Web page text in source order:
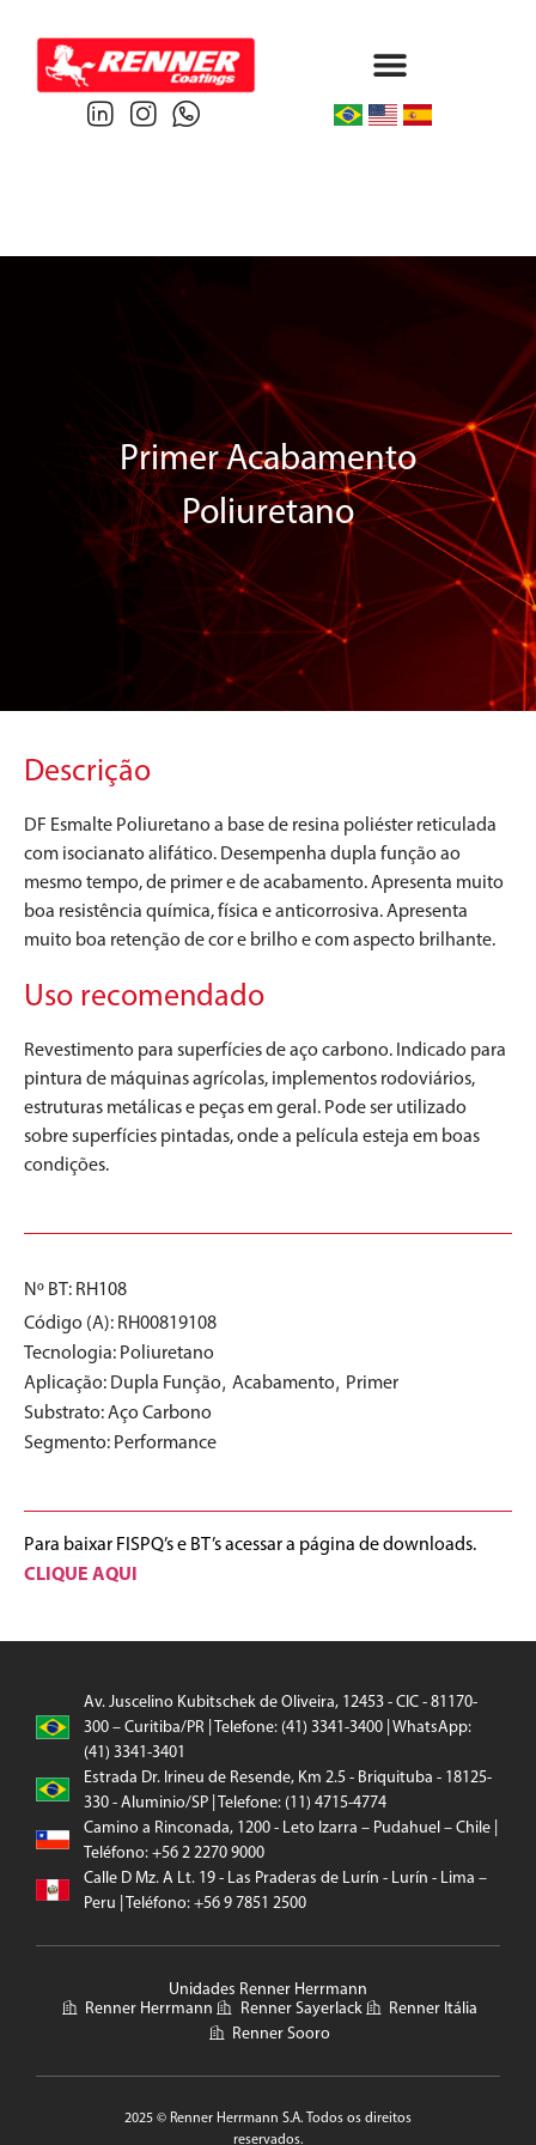
Primer Acabamento
Poliuretano
Descrição
DF Esmalte Poliuretano a base de resina poliéster reticulada
com isocianato alifático. Desempenha dupla função ao
mesmo tempo, de primer e de acabamento. Apresenta muito
boa resistência química, física e anticorrosiva. Apresenta
muito boa retenção de cor e brilho e com aspecto brilhante.
Uso recomendado
Revestimento para superfícies de aço carbono. Indicado para
pintura de máquinas agrícolas, implementos rodoviários,
estruturas metálicas e peças em geral. Pode ser utilizado
sobre superfícies pintadas, onde a película esteja em boas
condições.
Nº BT: RH108
Código (A): RH00819108
Tecnologia: Poliuretano
Aplicação: Dupla Função, Acabamento, Primer
Substrato:Aço Carbono
Segmento: Performance
Para baixar FISPQ’s e BT’s acessar a página de downloads.
CLIQUE AQUI
Av. Juscelino Kubitschek de Oliveira, 12453 - CIC - 81170-
300 – Curitiba/PR | Telefone: (41) 3341-3400 | WhatsApp:
(41) 3341-3401
Estrada Dr. Irineu de Resende, Km 2.5 - Briquituba - 18125-
330 - Aluminio/SP | Telefone: (11) 4715-4774
Camino a Rinconada, 1200 - Leto Izarra – Pudahuel – Chile |
Teléfono: +56 2 2270 9000
Calle D Mz. A Lt. 19 - Las Praderas de Lurín - Lurín - Lima –
Peru | Teléfono: +56 9 7851 2500
Unidades Renner Herrmann
Renner Herrmann
Renner Sayerlack
Renner Itália
Renner Sooro
2025 © Renner Herrmann S.A. Todos os direitos
reservados.